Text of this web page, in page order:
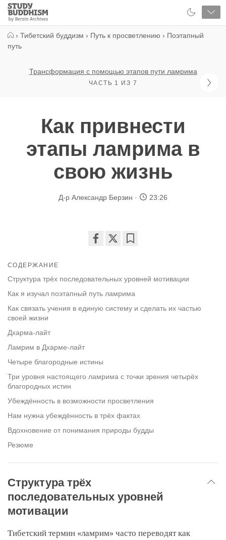
Close
Study
Buddhism
› Тибетский буддизм › Путь к просветлению › Поэтапный
путь
Трансформация с помощью этапов пути ламрима
ЧАСТЬ 1 ИЗ 7
Как привнести
этапы ламрима в
свою жизнь
Д-р Александр Берзин 23:26
СОДЕРЖАНИЕ
Структура трёх последовательных уровней мотивации
Как я изучал поэтапный путь ламрима
Как связать учения в единую систему и сделать их частью
своей жизни
Дхарма-лайт
Ламрим в Дхарме-лайт
Четыре благородные истины
Три уровня настоящего ламрима с точки зрения четырёх
благородных истин
Убеждённость в возможности просветления
Нам нужна убеждённость в трёх фактах
Вдохновение от понимания природы будды
Резюме
Структура трёх
последовательных уровней
мотивации
Тибетский термин «ламрим» часто переводят как